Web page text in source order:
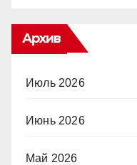
Архив
Июль 2026
Июнь 2026
Май 2026